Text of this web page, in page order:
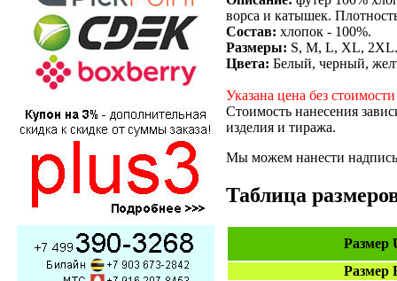
ворса и катышек.
Состав: хлопок - 100%.
Размеры: S, M, L, XL, 2XL.
Цвета: Белый, черный,
Указана цена без
Стоимость нанесения
изделия и тиража.
Мы можем нанести
Таблица
Размер
Размер